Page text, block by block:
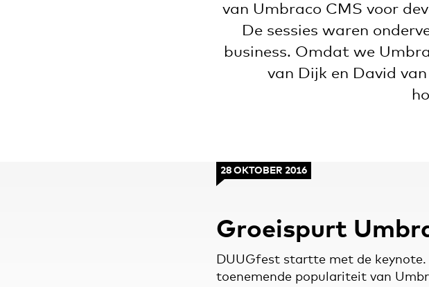
van Umbraco CMS voor
De sessies waren
business. Omdat we
van Dijk en David
28 OKTOBER 2016
Groeispurt
DUUGfest startte met de
toenemende populariteit van